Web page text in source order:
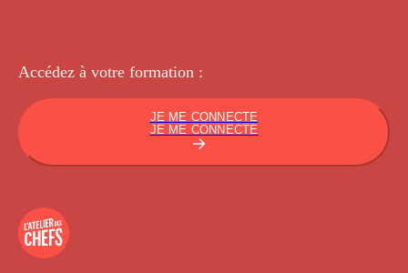
Accédez à votre formation :
JE ME CONNECTE
JE ME CONNECTE